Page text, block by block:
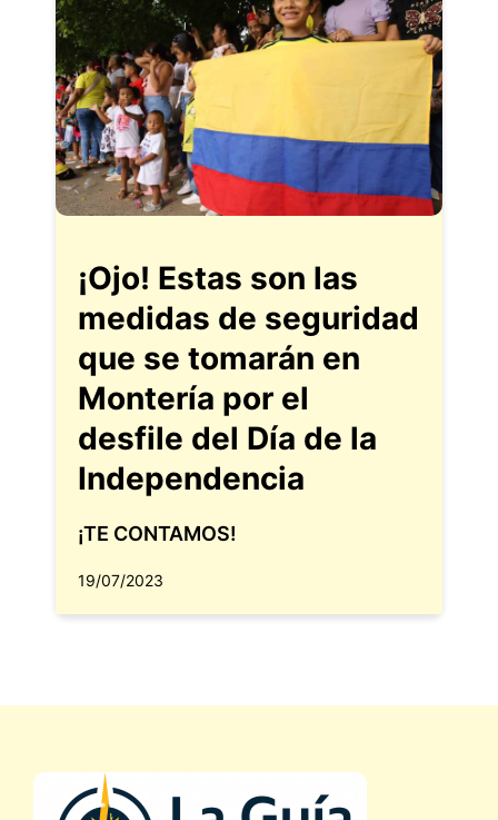
¡Ojo! Estas son las
medidas de seguridad
que se tomarán en
Montería por el
desfile del Día de la
Independencia
¡TE CONTAMOS!
19/07/2023